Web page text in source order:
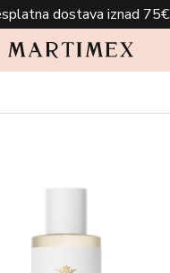
dostava iznad 75€